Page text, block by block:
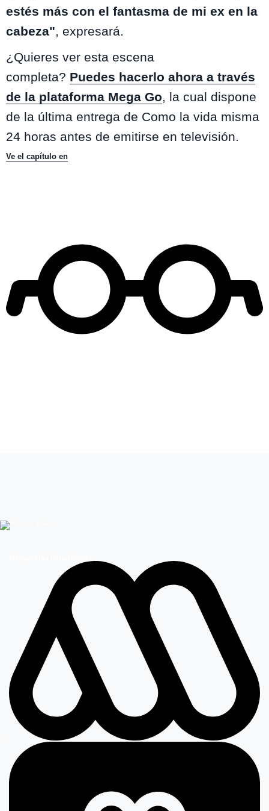
estés más con el fantasma de mi ex en la
cabeza", expresará.
¿Quieres ver esta escena
completa? Puedes hacerlo ahora a través
de la plataforma Mega Go, la cual dispone
de la última entrega de Como la vida misma
24 horas antes de emitirse en televisión.
Ve el capítulo en